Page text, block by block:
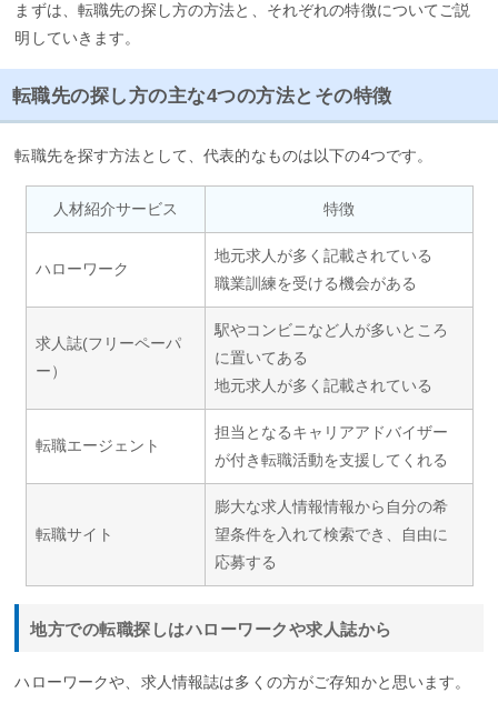
まずは、転職先の探し方の方法と、それぞれの特徴についてご説
明していきます。
転職先の探し方の主な4つの方法とその特徴
転職先を探す方法として、代表的なものは以下の4つです。
人材紹介サービス 特徴
ハローワーク
地元求人が多く記載されている
職業訓練を受ける機会がある
求人誌(フリーペーパ
ー）
駅やコンビニなど人が多いところ
に置いてある
地元求人が多く記載されている
転職エージェント
担当となるキャリアアドバイザー
が付き転職活動を支援してくれる
転職サイト
膨大な求人情報情報から自分の希
望条件を入れて検索でき、自由に
応募する
地方での転職探しはハローワークや求人誌から
ハローワークや、求人情報誌は多くの方がご存知かと思います。